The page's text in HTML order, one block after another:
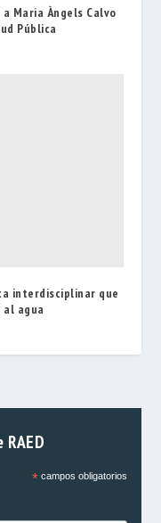
Maria Àngels Calvo
Pública
interdisciplinar que
al agua
*campos obligatorios